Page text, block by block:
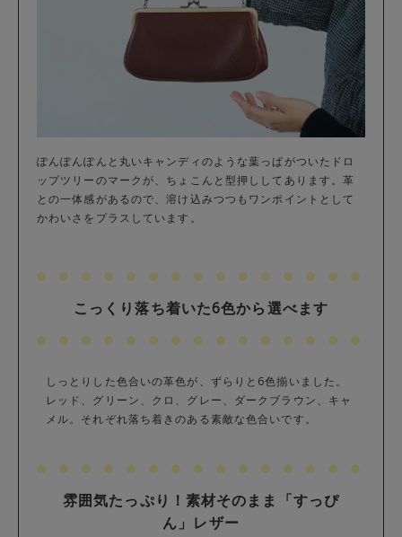
ぽんぽんぽんと丸いキャンディのような葉っぱがついたドロ
ップツリーのマークが、ちょこんと型押ししてあります。革
との一体感があるので、溶け込みつつもワンポイントとして
かわいさをプラスしています。
こっくり落ち着いた6色から選べます
しっとりした色合いの革色が、ずらりと6色揃いました。
レッド、グリーン、クロ、グレー、ダークブラウン、キャ
メル。それぞれ落ち着きのある素敵な色合いです。
雰囲気たっぷり！素材そのまま「すっぴ
ん」レザー